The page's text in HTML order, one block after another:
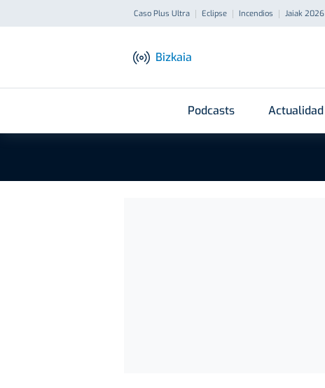
Caso Plus Ultra Eclipse Incendios Jaiak 2026
Bizkaia
Podcasts Actualidad